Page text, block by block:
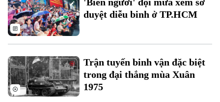
An ninh trật tự
Công nghệ
Khoảnh khắc Hà Nội
Quân sự
Hồ sơ
Người Việt 4 phương
Kinh tế
Tin tức
Tài chính Ngân hàng
Doanh nghiệp
Nhà đất
Tin tức
Đầu tư
Tàu và Xe
Ô tô
Giáo dục
duyệt diễu binh ở TP.HCM
Trận tuyến binh vận đặc biệt
trong đại thắng mùa Xuân
1975